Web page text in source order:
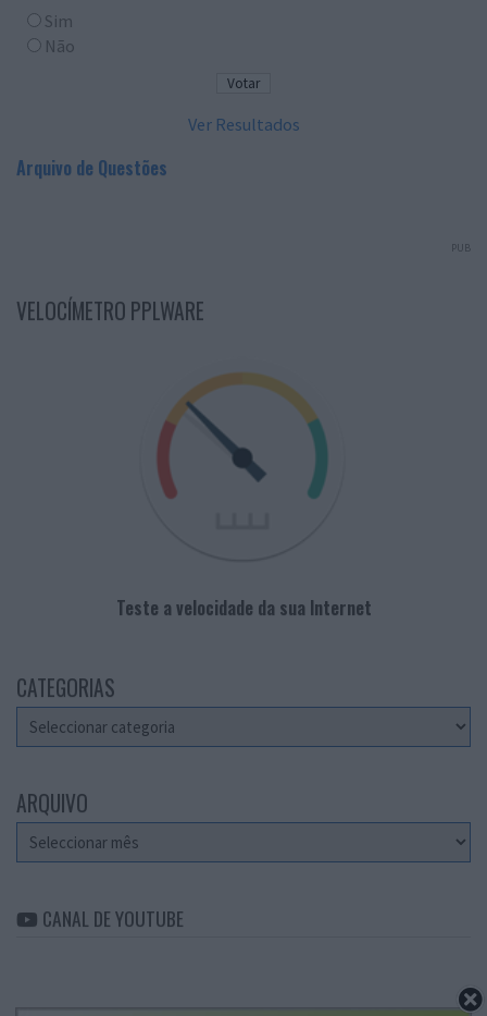
Sim
Não
Ver Resultados
Arquivo de Questões
PUB
VELOCÍMETRO PPLWARE
Teste a velocidade da sua Internet
CATEGORIAS
Categorias
ARQUIVO
Arquivo
CANAL DE YOUTUBE